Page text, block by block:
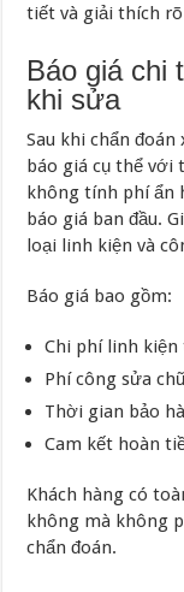
tiết và giải thích
Báo giá chi
khi sửa
Sau khi chẩn
báo giá cụ thể với
không tính phí ẩn
báo giá ban đầu.
loại linh kiện và
Báo giá bao gồm:
Chi phí linh kiện
Phí công sửa
Thời gian bảo
Cam kết hoàn
Khách hàng có
không mà không
chẩn đoán.